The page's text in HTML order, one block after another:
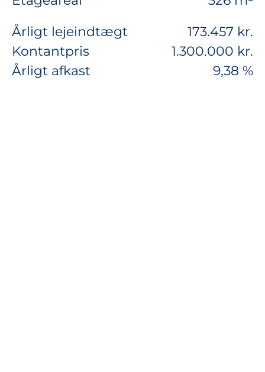
Årligt lejeindtægt
173.457 kr.
Kontantpris
1.300.000 kr.
Årligt afkast
9,38 %